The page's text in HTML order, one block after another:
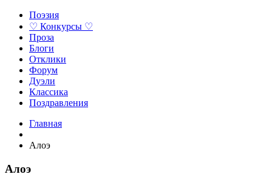
Поэзия
♡ Конкурсы ♡
Проза
Блоги
Отклики
Форум
Дуэли
Классика
Поздравления
Главная
Алоэ
Алоэ